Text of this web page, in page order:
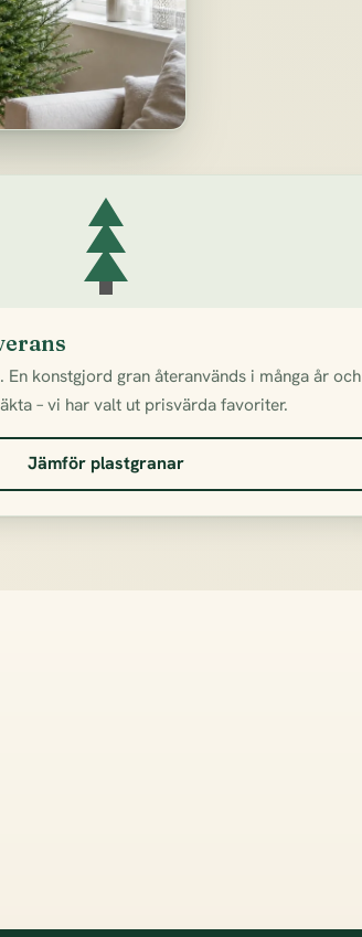
konstgjord gran återanvänds i många år och
– vi har valt ut prisvärda favoriter.
Jämför plastgranar